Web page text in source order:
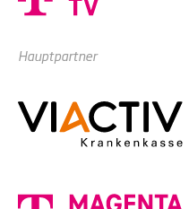
Hauptpartner